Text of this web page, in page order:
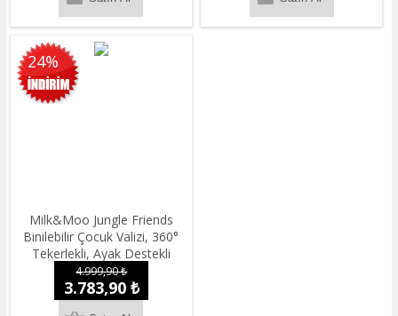
24%
Milk&Moo Jungle Friends
Binilebilir Çocuk Valizi, 360°
Tekerlekli, Ayak Destekli
4.999,90 ₺
3.783,90 ₺